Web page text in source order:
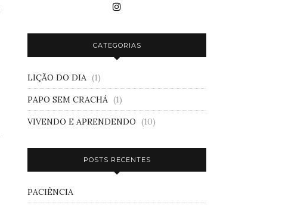
CATEGORIAS
LIÇÃO DO DIA (1)
PAPO SEM CRACHÁ (1)
VIVENDO E APRENDENDO (10)
POSTS RECENTES
PACIÊNCIA